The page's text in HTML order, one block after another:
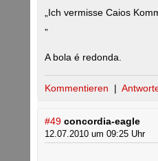
„Ich vermisse Caios
A bola é redonda.
Kommentieren |
#49 concordia-eagle
12.07.2010 um 09:25 Uhr